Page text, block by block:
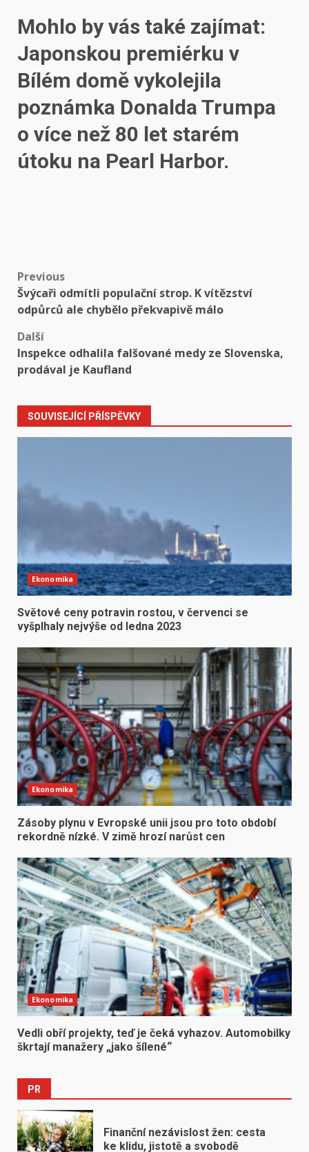
Mohlo by vás také zajímat:
Japonskou premiérku v
Bílém domě vykolejila
poznámka Donalda Trumpa
o více než 80 let starém
útoku na Pearl Harbor.
Post
navigation
Previous
Švýcaři odmítli populační strop. K vítězství
odpůrců ale chybělo překvapivě málo
Další
Inspekce odhalila falšované medy ze Slovenska,
prodával je Kaufland
SOUVISEJÍCÍ PŘÍSPĚVKY
Ekonomika
Světové ceny potravin rostou, v červenci se
vyšplhaly nejvýše od ledna 2023
Ekonomika
Zásoby plynu v Evropské unii jsou pro toto období
rekordně nízké. V zimě hrozí narůst cen
Ekonomika
Vedli obří projekty, teď je čeká vyhazov. Automobilky
škrtají manažery „jako šílené“
PR
Finanční nezávislost žen: cesta
ke klidu, jistotě a svobodě